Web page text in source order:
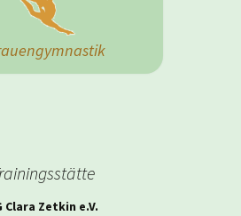
Clara Zetkin e.V.